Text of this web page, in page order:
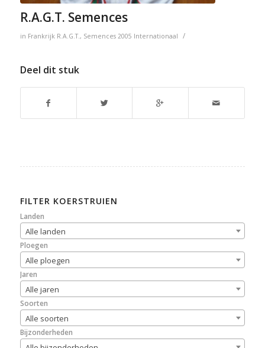
R.A.G.T. Semences
in Frankrijk R.A.G.T., Semences 2005 Internationaal /
Deel dit stuk
FILTER KOERSTRUIEN
Landen
Alle landen
Ploegen
Alle ploegen
Jaren
Alle jaren
Soorten
Alle soorten
Bijzonderheden